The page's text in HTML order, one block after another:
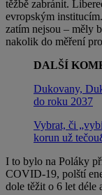
těžbě zabránit.
evropským
zatím nejsou – měly
nakolik do měření
DALŠÍ
Dukovany,
do roku 2037
Vybrat, či
korun už
I to bylo na Poláky
COVID-19, polští
dole těžit o 6 let déle